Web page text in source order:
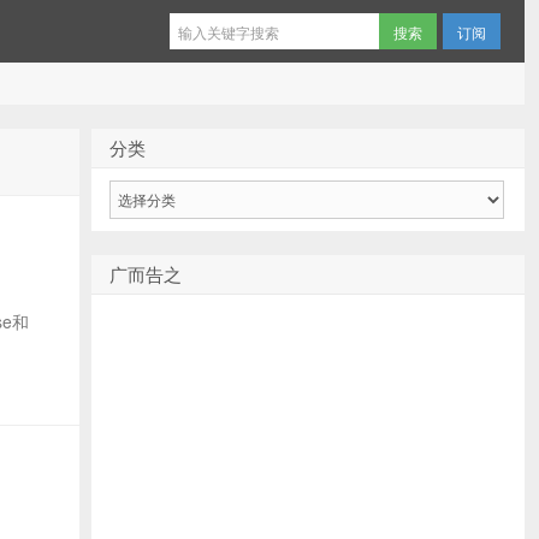
订阅
和
分类
广而告之